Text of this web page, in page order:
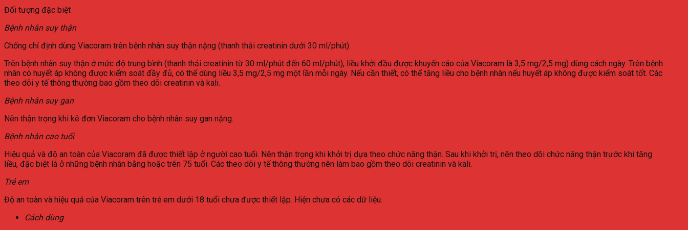
Đối tượng đặc biệt
Bệnh nhân suy thận
Chống chỉ định dùng Viacoram trên bệnh nhân suy thận nặng (thanh thải creatinin dưới 30 ml/phút).
Trên bệnh nhân suy thận ở mức độ trung bình (thanh thải creatinin từ 30 ml/phút đến 60 ml/phút), liều khởi đầu được khuyến cáo của Viacoram là 3,5 mg/2,5 mg) dùng cách ngày. Trên bệnh
nhân có huyết áp không được kiểm soát đầy đủ, có thể dùng liều 3,5 mg/2,5 mg một lần mỗi ngày. Nếu cần thiết, có thể tăng liều cho bệnh nhân nếu huyết áp không được kiểm soát tốt. Các
theo dõi y tế thông thường bao gồm theo dõi creatinin và kali.
Bệnh nhân suy gan
Nên thận trọng khi kê đơn Viacoram cho bệnh nhân suy gan nặng.
Bệnh nhân cao tuổi
Hiệu quả và độ an toàn của Viacoram đã được thiết lập ở người cao tuổi. Nên thận trọng khi khởi trị dựa theo chức năng thận. Sau khi khởi trị, nên theo dõi chức năng thận trước khi tăng
liều, đặc biệt là ở những bệnh nhân bằng hoặc trên 75 tuổi. Các theo dõi y tế thông thường nên làm bao gồm theo dõi creatinin và kali.
Trẻ em
Độ an toàn và hiệu quả của Viacoram trên trẻ em dưới 18 tuổi chưa được thiết lập. Hiện chưa có các dữ liệu.
Cách dùng